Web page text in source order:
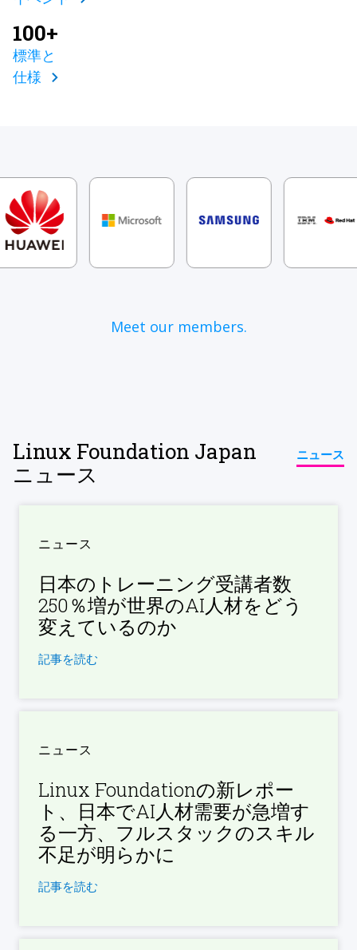
100+
標準と
仕様
Meet our members.
Linux Foundation Japan
ニュース
ニュース
ニュース
日本のトレーニング受講者数
250％増が世界のAI人材をどう
変えているのか
記事を読む
ニュース
Linux Foundationの新レポー
ト、日本でAI人材需要が急増す
る一方、フルスタックのスキル
不足が明らかに
記事を読む